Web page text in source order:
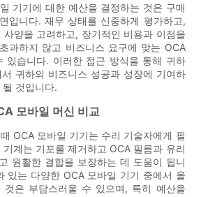
기기에 대한 예산을 결정하는 것은 구매
입니다. 재무 상태를 신중하게 평가하고,
양을 고려하고, 장기적인 비용과 이점을
과하지 않고 비즈니스 요구에 맞는 OCA
있습니다. 이러한 접근 방식을 통해 귀하
귀하의 비즈니스 성공과 성장에 기여하
것입니다.
모바일 머신 비교
OCA 모바일 기기는 수리 기술자에게 필
계는 기포를 제거하고 OCA 필름과 유리
원활한 결합을 보장하는 데 도움이 됩니
있는 다양한 OCA 모바일 기기 중에서 올
것은 부담스러울 수 있으며, 특히 예산을